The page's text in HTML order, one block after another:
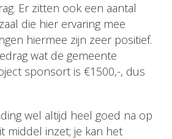
Er zitten ook een aantal
die hier ervaring mee
hiermee zijn zeer positief.
wat de gemeente
sponsort is €1500,-, dus
wel altijd heel goed na op
middel inzet; je kan het